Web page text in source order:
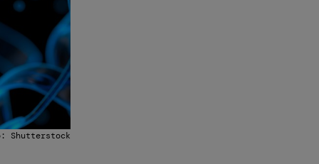
Shutterstock